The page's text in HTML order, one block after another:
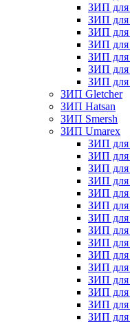
ЗИП для
ЗИП для
ЗИП для
ЗИП для
ЗИП для
ЗИП для
ЗИП для
ЗИП Gletcher
ЗИП Hatsan
ЗИП Smersh
ЗИП Umarex
ЗИП для
ЗИП для
ЗИП для
ЗИП для
ЗИП для
ЗИП для
ЗИП для
ЗИП для
ЗИП для
ЗИП для
ЗИП для
ЗИП для
ЗИП для
ЗИП для
ЗИП для